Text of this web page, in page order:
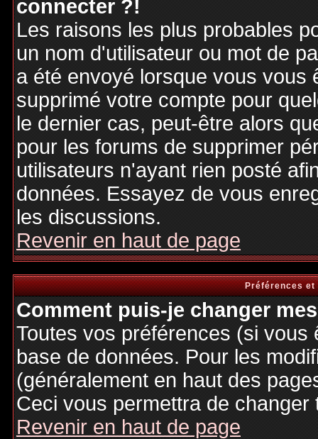
connecter ?!
Les raisons les plus probables
un nom d'utilisateur ou mot de
a été envoyé lorsque vous vous
supprimé votre compte pour
le dernier cas, peut-être alors
pour les forums de supprimer
utilisateurs n'ayant rien posté
données. Essayez de vous
les discussions.
Revenir en haut de page
Préférences
Comment puis-je changer
Toutes vos préférences (si
base de données. Pour les
(généralement en haut des
Ceci vous permettra de
Revenir en haut de page